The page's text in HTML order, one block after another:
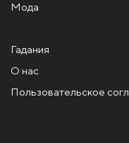
Мода
Гадания
О нас
Пользовательское